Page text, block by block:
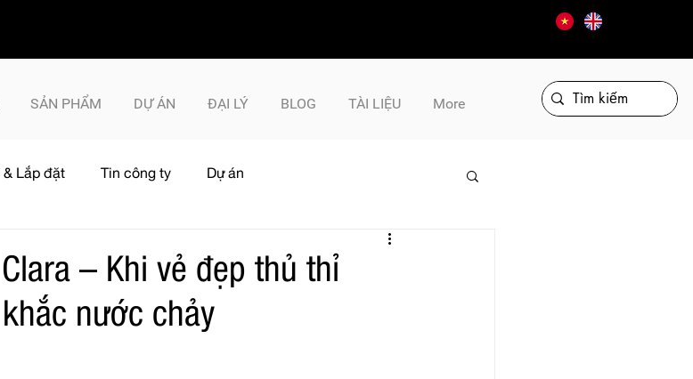
SẢN PHẨM DỰ ÁN ĐẠI LÝ BLOG TÀI LIỆU More
& Lắp đặt Tin công ty Dự án
– Khi vẻ đẹp thủ thỉ
nước chảy